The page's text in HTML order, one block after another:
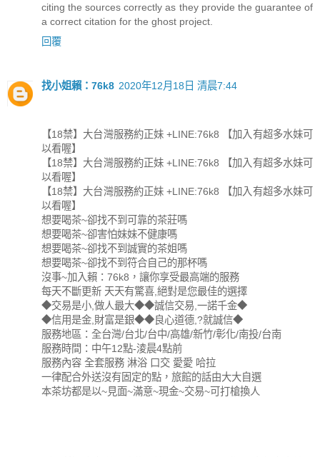
citing the sources correctly as they provide the guarantee of
a correct citation for the ghost project.
回覆
找小姐賴：76k8 2020年12月18日 清晨7:44
【18禁】大台灣服務約正妹 +LINE:76k8 【加入有超多水妹可
以看喔】
【18禁】大台灣服務約正妹 +LINE:76k8 【加入有超多水妹可
以看喔】
【18禁】大台灣服務約正妹 +LINE:76k8 【加入有超多水妹可
以看喔】
想要喝茶~卻找不到可靠的茶莊嗎
想要喝茶~卻害怕妹妹不健康嗎
想要喝茶~卻找不到誠實的茶姐嗎
想要喝茶~卻找不到符合自己的那杯嗎
沒事~加入賴：76k8，讓你享受最高端的服務
每天不斷更新 天天有驚喜,絕對是您最佳的選擇
◆交易是小,做人最大◆◆誠信交易,一諾千金◆
◆信用是金,財富是銀◆◆良心道德,?就誠信◆
服務地區：全台灣/台北/台中/高雄/新竹/彰化/南投/台南
服務時間：中午12點-淩晨4點前
服務內容 全套服務 淋浴 口交 愛愛 哈拉
一律配合外送沒有固定的點，旅館的話由大大自選
本茶坊都是以~見面~滿意~現金~交易~可打槍換人